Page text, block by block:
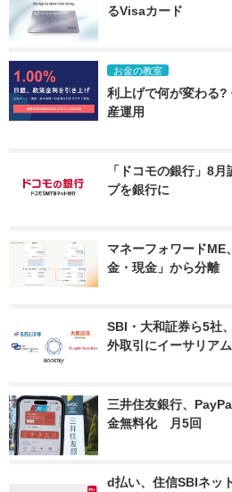
るVisaカード
お金の教室
利上げで何が変わる?
産運用
「ドコモの銀行」8
プを銀行に
マネーフォワードME
金・現金」から分離
SBI・大和証券ら5社
外取引にイーサリア
三井住友銀行、
金無料化　月5回
d払い、住信SBIネッ